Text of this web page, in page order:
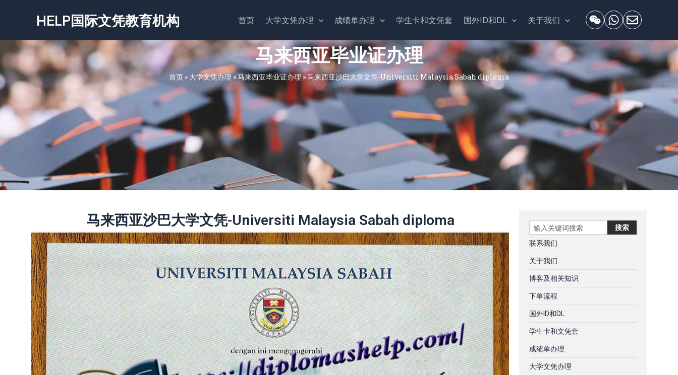
容
HELP国际文凭教育机构 首页 大学文凭办理 成绩单办理 学生卡和文凭套 国外ID和DL 关于我们
马来西亚毕业证办理
首页 » 大学文凭办理»马来西亚毕业证办理»马来西亚沙巴大学文凭-Universiti Malaysia Sabah diploma
马来西亚沙巴大学文凭-Universiti Malaysia Sabah diploma Search 搜索
联系我们
关于我们
博客及相关知识
下单流程
国外ID和DL
学生卡和文凭套
成绩单办理
大学文凭办理